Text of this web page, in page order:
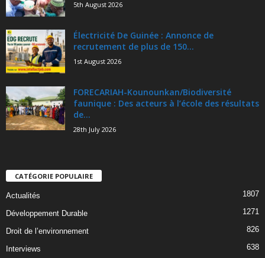
5th August 2026
Électricité De Guinée : Annonce de
recrutement de plus de 150...
1st August 2026
FORECARIAH-Kounounkan/Biodiversité
faunique : Des acteurs à l’école des résultats
de...
28th July 2026
CATÉGORIE POPULAIRE
Actualités 1807
Développement Durable 1271
Droit de l’environnement 826
Interviews 638